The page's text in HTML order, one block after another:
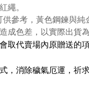
繩。
參考，黃色鋼鍊與
成色差，以實際出貨為
取代賣場內原贈送的
，消除穢氣厄運，祈求